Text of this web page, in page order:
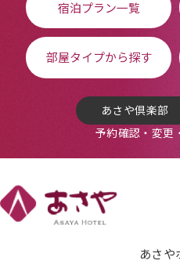
宿泊プラン一覧
部屋タイプから探す
あさや倶楽部
予約確認・変更
あさや